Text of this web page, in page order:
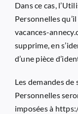
Dans ce cas,
Personnelles
vacances-
supprime, en
d’une pièce
Les demandes
Personnelles
imposées à